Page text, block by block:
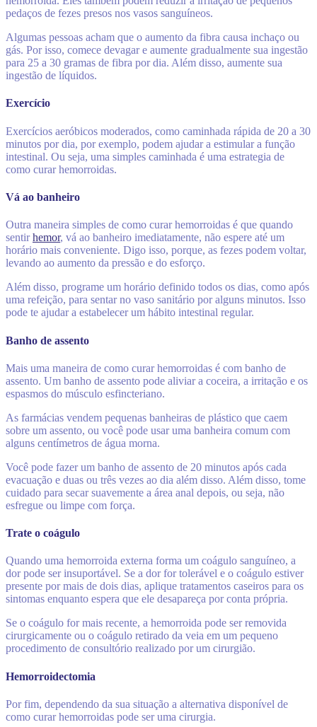
pedaços de fezes presos nos vasos sanguíneos.
Algumas pessoas acham que o aumento da fibra causa inchaço ou
gás. Por isso, comece devagar e aumente gradualmente sua ingestão
para 25 a 30 gramas de fibra por dia. Além disso, aumente sua
ingestão de líquidos.
Exercício
Exercícios aeróbicos moderados, como caminhada rápida de 20 a 30
minutos por dia, por exemplo, podem ajudar a estimular a função
intestinal. Ou seja, uma simples caminhada é uma estrategia de
como curar hemorroidas.
Vá ao banheiro
Outra maneira simples de como curar hemorroidas é que quando
sentirhemor, vá ao banheiro imediatamente, não espere até um
horário mais conveniente. Digo isso, porque, as fezes podem voltar,
levando ao aumento da pressão e do esforço.
Além disso, programe um horário definido todos os dias, como após
uma refeição, para sentar no vaso sanitário por alguns minutos. Isso
pode te ajudar a estabelecer um hábito intestinal regular.
Banho de assento
Mais uma maneira de como curar hemorroidas é com banho de
assento. Um banho de assento pode aliviar a coceira, a irritação e os
espasmos do músculo esfincteriano.
As farmácias vendem pequenas banheiras de plástico que caem
sobre um assento, ou você pode usar uma banheira comum com
alguns centímetros de água morna.
Você pode fazer um banho de assento de 20 minutos após cada
evacuação e duas ou três vezes ao dia além disso. Além disso, tome
cuidado para secar suavemente a área anal depois, ou seja, não
esfregue ou limpe com força.
Trate o coágulo
Quando uma hemorroida externa forma um coágulo sanguíneo, a
dor pode ser insuportável. Se a dor for tolerável e o coágulo estiver
presente por mais de dois dias, aplique tratamentos caseiros para os
sintomas enquanto espera que ele desapareça por conta própria.
Se o coágulo for mais recente, a hemorroida pode ser removida
cirurgicamente ou o coágulo retirado da veia em um pequeno
procedimento de consultório realizado por um cirurgião.
Hemorroidectomia
Por fim, dependendo da sua situação a alternativa disponível de
como curar hemorroidas pode ser uma cirurgia.